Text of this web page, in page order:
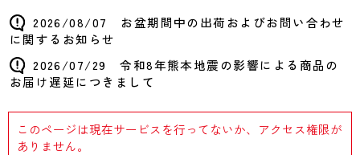
2026/08/07 お盆期間中の出荷およびお問い合わせ
に関するお知らせ
2026/07/29 令和8年熊本地震の影響による商品の
お届け遅延につきまして
このページは現在サービスを行ってないか、アクセス権限が
ありません。